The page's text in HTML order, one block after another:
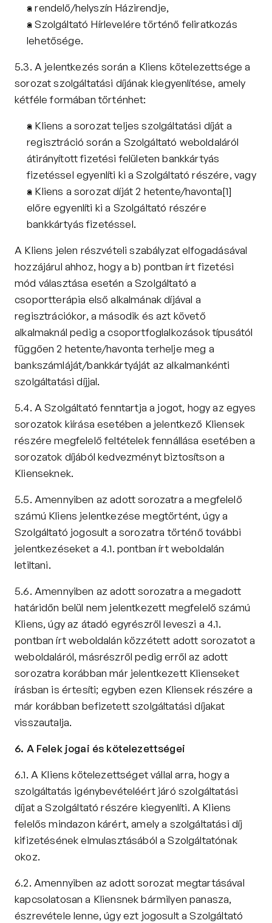
a rendelő/helyszín Házirendje,
a Szolgáltató Hírlevelére történő feliratkozás
lehetősége.
5.3. A jelentkezés során a Kliens kötelezettsége a
sorozat szolgáltatási díjának kiegyenlítése, amely
kétféle formában történhet:
a Kliens a sorozat teljes szolgáltatási díját a
regisztráció során a Szolgáltató weboldaláról
átirányított fizetési felületen bankkártyás
fizetéssel egyenlíti ki a Szolgáltató részére, vagy
a Kliens a sorozat díját 2 hetente/havonta[1]
előre egyenlíti ki a Szolgáltató részére
bankkártyás fizetéssel.
A Kliens jelen részvételi szabályzat elfogadásával
hozzájárul ahhoz, hogy a b) pontban írt fizetési
mód választása esetén a Szolgáltató a
csoportterápia első alkalmának díjával a
regisztrációkor, a második és azt követő
alkalmaknál pedig a csoportfoglalkozások típusától
függően 2 hetente/havonta terhelje meg a
bankszámláját/bankkártyáját az alkalmankénti
szolgáltatási díjjal.
5.4. A Szolgáltató fenntartja a jogot, hogy az egyes
sorozatok kiírása esetében a jelentkező Kliensek
részére megfelelő feltételek fennállása esetében a
sorozatok díjából kedvezményt biztosítson a
Klienseknek.
5.5. Amennyiben az adott sorozatra a megfelelő
számú Kliens jelentkezése megtörtént, úgy a
Szolgáltató jogosult a sorozatra történő további
jelentkezéseket a 4.1. pontban írt weboldalán
letiltani.
5.6. Amennyiben az adott sorozatra a megadott
határidőn belül nem jelentkezett megfelelő számú
Kliens, úgy az átadó egyrészről leveszi a 4.1.
pontban írt weboldalán közzétett adott sorozatot a
weboldaláról, másrészről pedig erről az adott
sorozatra korábban már jelentkezett Klienseket
írásban is értesíti; egyben ezen Kliensek részére a
már korábban befizetett szolgáltatási díjakat
visszautalja.
6. A Felek jogai és kötelezettségei
6.1. A Kliens kötelezettséget vállal arra, hogy a
szolgáltatás igénybevételéért járó szolgáltatási
díjat a Szolgáltató részére kiegyenlíti. A Kliens
felelős mindazon kárért, amely a szolgáltatási díj
kifizetésének elmulasztásából a Szolgáltatónak
okoz.
6.2. Amennyiben az adott sorozat megtartásával
kapcsolatosan a Kliensnek bármilyen panasza,
észrevétele lenne, úgy ezt jogosult a Szolgáltató